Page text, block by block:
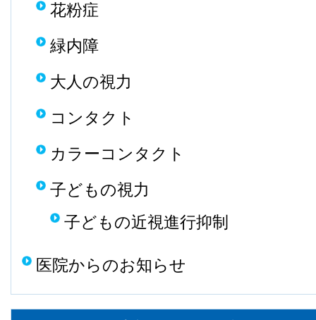
花粉症
緑内障
大人の視力
コンタクト
カラーコンタクト
子どもの視力
子どもの近視進行抑制
医院からのお知らせ